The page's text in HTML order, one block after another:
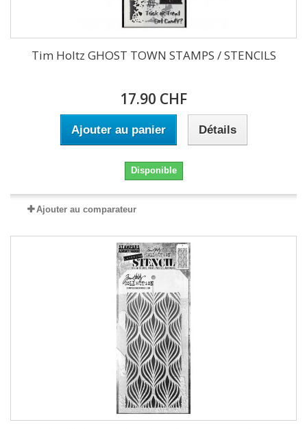
Tim Holtz GHOST TOWN STAMPS / STENCILS
17.90 CHF
Ajouter au panier Détails
Disponible
Ajouter au comparateur